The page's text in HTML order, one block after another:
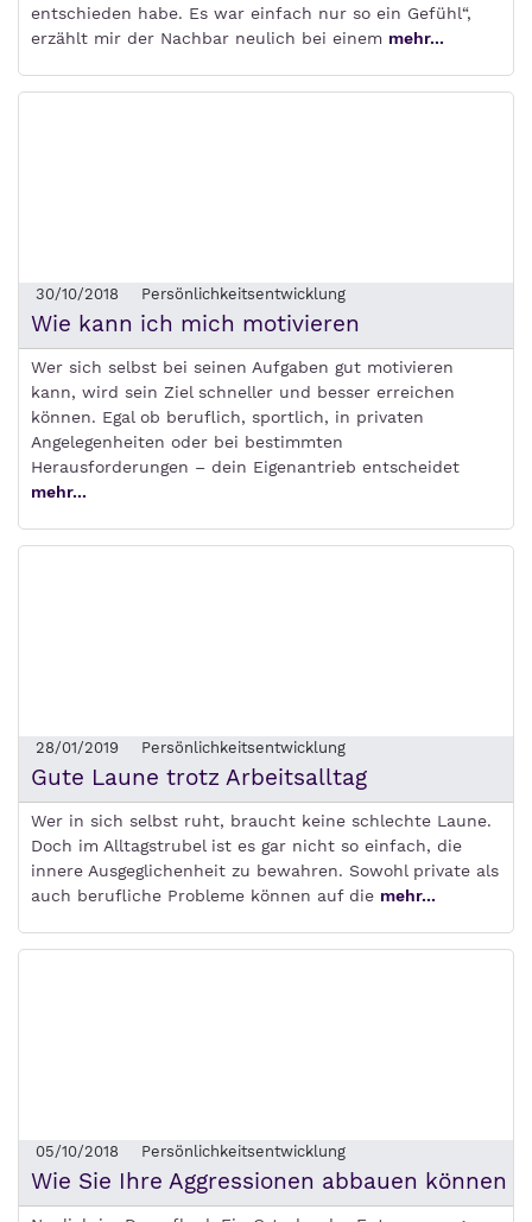
entschieden habe. Es war einfach nur so ein Gefühl“,
erzählt mir der Nachbar neulich bei einem mehr...
30/10/2018 Persönlichkeitsentwicklung
Wie kann ich mich motivieren
Wer sich selbst bei seinen Aufgaben gut motivieren
kann, wird sein Ziel schneller und besser erreichen
können. Egal ob beruflich, sportlich, in privaten
Angelegenheiten oder bei bestimmten
Herausforderungen – dein Eigenantrieb entscheidet
mehr...
28/01/2019 Persönlichkeitsentwicklung
Gute Laune trotz Arbeitsalltag
Wer in sich selbst ruht, braucht keine schlechte Laune.
Doch im Alltagstrubel ist es gar nicht so einfach, die
innere Ausgeglichenheit zu bewahren. Sowohl private als
auch berufliche Probleme können auf die mehr...
05/10/2018 Persönlichkeitsentwicklung
Wie Sie Ihre Aggressionen abbauen können